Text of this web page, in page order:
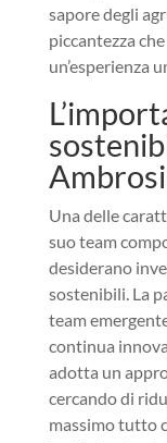
sapore degli
piccantezza
un’esperienza
Una delle
suo team
desiderano
sostenibili. La
team
continua
adotta un
cercando di
massimo tutto